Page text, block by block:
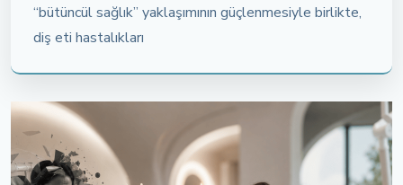
“bütüncül sağlık” yaklaşımının güçlenmesiyle birlikte,
diş eti hastalıkları